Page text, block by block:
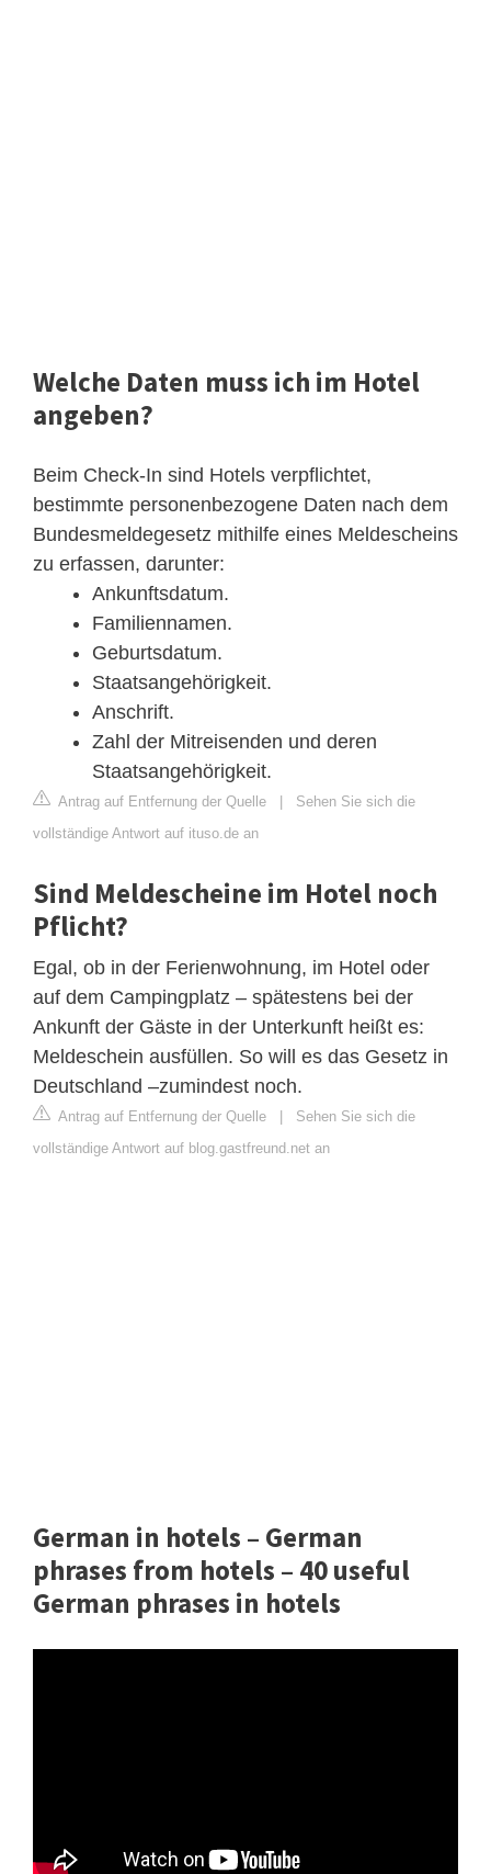
Welche Daten muss ich im Hotel
angeben?
Beim Check-In sind Hotels verpflichtet,
bestimmte personenbezogene Daten nach dem
Bundesmeldegesetz mithilfe eines Meldescheins
zu erfassen, darunter:
Ankunftsdatum.
Familiennamen.
Geburtsdatum.
Staatsangehörigkeit.
Anschrift.
Zahl der Mitreisenden und deren
Staatsangehörigkeit.
Antrag auf Entfernung der Quelle
Sehen Sie sich die
vollständige Antwort auf ituso.de an
Sind Meldescheine im Hotel noch
Pflicht?
Egal, ob in der Ferienwohnung, im Hotel oder
auf dem Campingplatz – spätestens bei der
Ankunft der Gäste in der Unterkunft heißt es:
Meldeschein ausfüllen. So will es das Gesetz in
Deutschland –zumindest noch.
Antrag auf Entfernung der Quelle
Sehen Sie sich die
vollständige Antwort auf blog.gastfreund.net an
German in hotels – German
phrases from hotels – 40 useful
German phrases in hotels